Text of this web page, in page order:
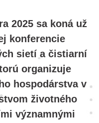
2025 sa koná už
konferencie
sietí a čistiarní
organizuje
hospodárstva v
životného
významnými